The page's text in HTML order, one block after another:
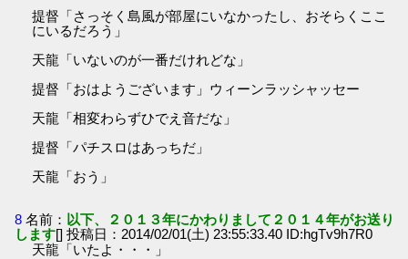
提督「さっそく島風が部屋にいなかったし、おそらくここ
にいるだろう」
天龍「いないのが一番だけれどな」
提督「おはようございます」ウィーンラッシャッセー
天龍「相変わらずひでえ音だな」
提督「パチスロはあっちだ」
天龍「おう」
8 名前： 以下、２０１３年にかわりまして２０１４年がお送り
します[] 投稿日：2014/02/01(土) 23:55:33.40 ID:hgTv9h7R0
天龍「いたよ・・・」